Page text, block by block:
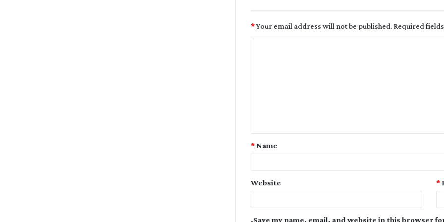
Your email address will not be published.Required
*
Name
*
*
Website